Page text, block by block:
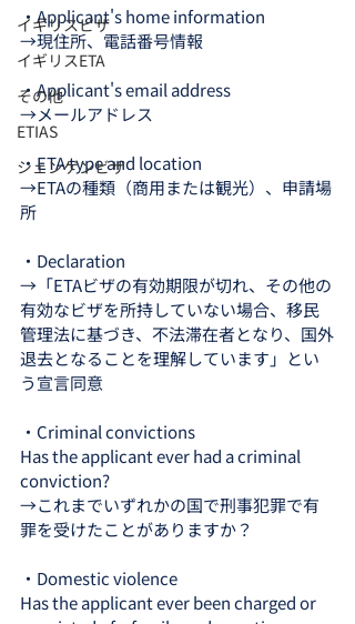
イギリスビザ
イギリスETA
その他
ETIAS
シェンゲンビザ
・Applicant's home information
→現住所、電話番号情報
・Applicant's email address
→メールアドレス
・ETA type and location
→ETAの種類（商用または観光）、申請場
所
・Declaration
→「ETAビザの有効期限が切れ、その他の
有効なビザを所持していない場合、移民
管理法に基づき、不法滞在者となり、国外
退去となることを理解しています」とい
う宣言同意
・Criminal convictions
Has the applicant ever had a criminal
conviction?
→これまでいずれかの国で刑事犯罪で有
罪を受けたことがありますか？
・Domestic violence
Has the applicant ever been charged or